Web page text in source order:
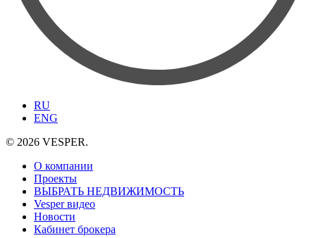
RU
ENG
© 2026 VESPER.
О компании
Проекты
ВЫБРАТЬ НЕДВИЖИМОСТЬ
Vesper видео
Новости
Кабинет брокера